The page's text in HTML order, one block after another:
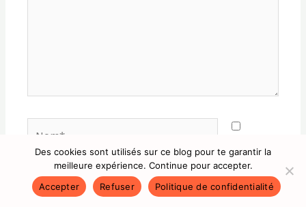
E-
Des cookies sont utilisés sur ce blog pour te garantir la
meilleure expérience. Continue pour accepter.
Accepter
Refuser Politique de confidentialité